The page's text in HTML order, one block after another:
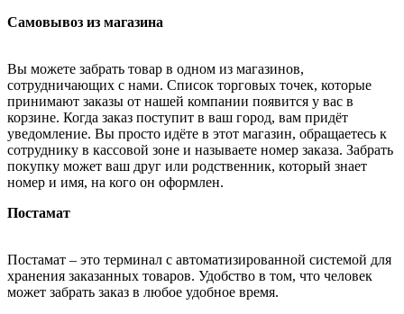
Самовывоз из магазина
Вы можете забрать товар в одном из магазинов,
сотрудничающих с нами. Список торговых точек, которые
принимают заказы от нашей компании появится у вас в
корзине. Когда заказ поступит в ваш город, вам придёт
уведомление. Вы просто идёте в этот магазин, обращаетесь к
сотруднику в кассовой зоне и называете номер заказа. Забрать
покупку может ваш друг или родственник, который знает
номер и имя, на кого он оформлен.
Постамат
Постамат – это терминал с автоматизированной системой для
хранения заказанных товаров. Удобство в том, что человек
может забрать заказ в любое удобное время.